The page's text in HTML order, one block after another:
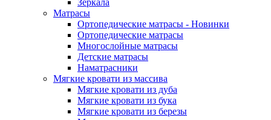
Зеркала
Матрасы
Ортопедические матрасы - Новинки
Ортопедические матрасы
Многослойные матрасы
Детские матрасы
Наматрасники
Мягкие кровати из массива
Мягкие кровати из дуба
Мягкие кровати из бука
Мягкие кровати из березы